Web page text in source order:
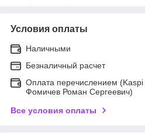
Условия оплаты
Наличными
Безналичный расчет
Оплата перечислением
Фомичев Роман Сергеевич)
Все условия оплаты